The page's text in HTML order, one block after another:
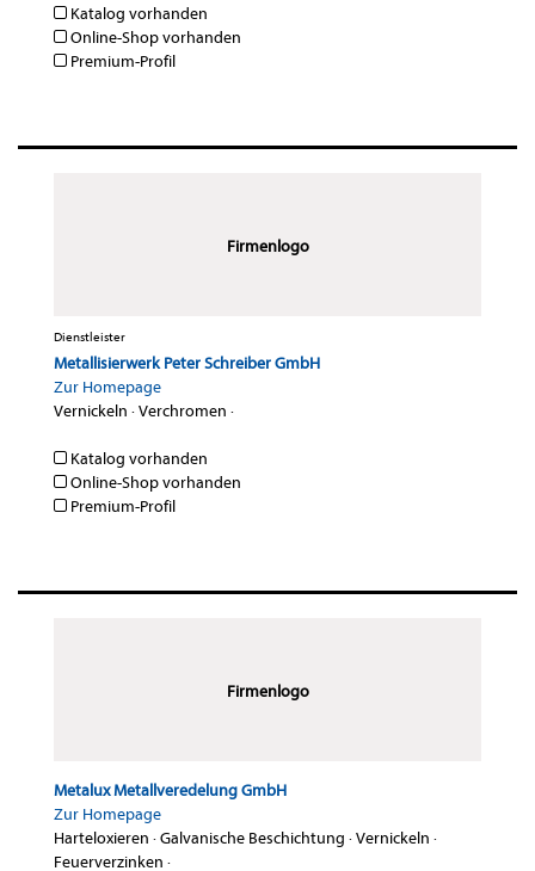
Katalog vorhanden
Online-Shop vorhanden
Premium-Profil
Firmenlogo
Dienstleister
Metallisierwerk Peter Schreiber GmbH
Zur Homepage
Vernickeln ·Verchromen ·
Katalog vorhanden
Online-Shop vorhanden
Premium-Profil
Firmenlogo
Metalux Metallveredelung GmbH
Zur Homepage
Harteloxieren ·Galvanische Beschichtung ·Vernickeln ·
Feuerverzinken ·